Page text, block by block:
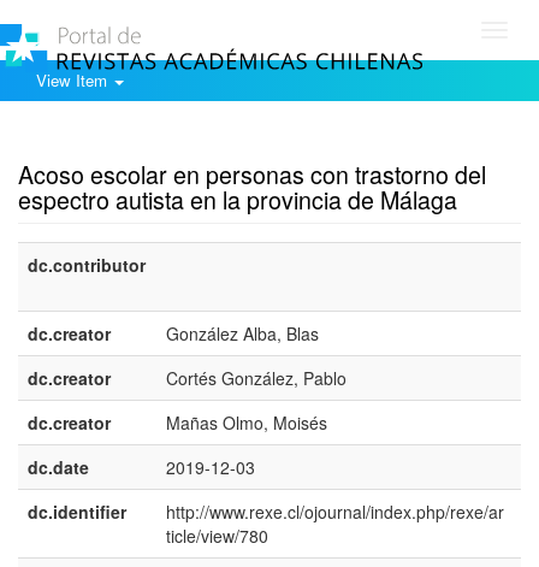
View Item
Acoso escolar en personas con trastorno del
espectro autista en la provincia de Málaga
dc.contributor
dc.creator
González Alba, Blas
dc.creator
Cortés González, Pablo
dc.creator
Mañas Olmo, Moisés
dc.date
2019-12-03
dc.identifier
http://www.rexe.cl/ojournal/index.php/rexe/ar
ticle/view/780